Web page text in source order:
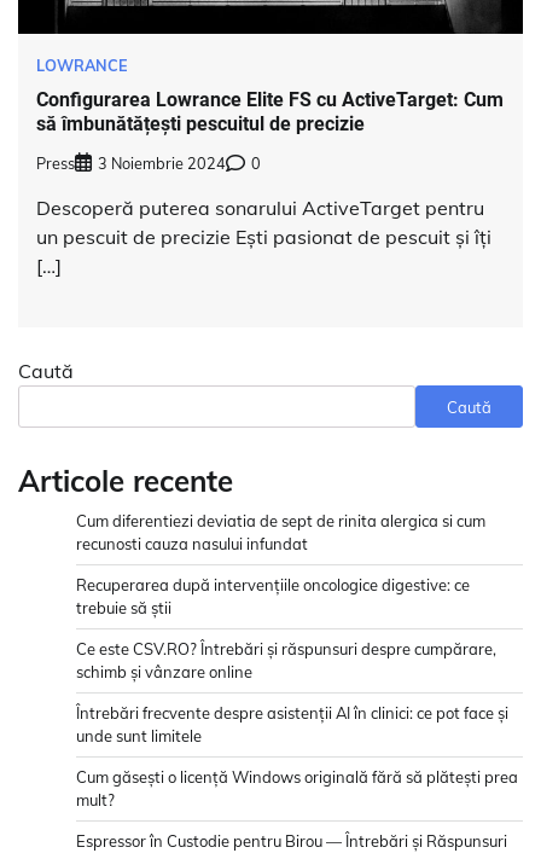
LOWRANCE
Configurarea Lowrance Elite FS cu ActiveTarget: Cum
să îmbunătățești pescuitul de precizie
Press 3 Noiembrie 2024 0
Descoperă puterea sonarului ActiveTarget pentru
un pescuit de precizie Ești pasionat de pescuit și îți
[…]
Caută
Caută
Articole recente
Cum diferentiezi deviatia de sept de rinita alergica si cum
recunosti cauza nasului infundat
Recuperarea după intervențiile oncologice digestive: ce
trebuie să știi
Ce este CSV.RO? Întrebări și răspunsuri despre cumpărare,
schimb și vânzare online
Întrebări frecvente despre asistenții AI în clinici: ce pot face și
unde sunt limitele
Cum găsești o licență Windows originală fără să plătești prea
mult?
Espressor în Custodie pentru Birou — Întrebări și Răspunsuri